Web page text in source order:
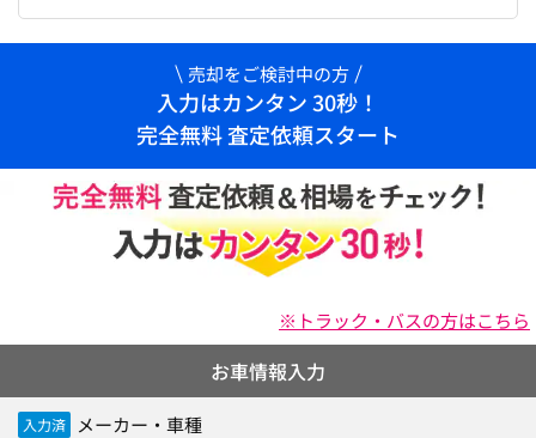
売却をご検討中の方
入力はカンタン 30秒！
完全無料 査定依頼スタート
※トラック・バスの方はこちら
お車情報入力
入力済 メーカー・車種